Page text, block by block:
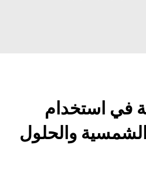
في استخدام
والحلول